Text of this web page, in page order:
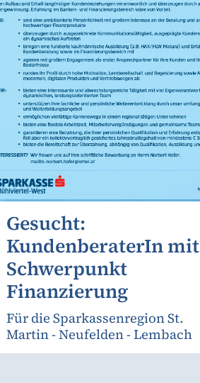
Gesucht:
KundenberaterIn mit
Schwerpunkt
Finanzierung
Für die Sparkassenregion St.
Martin - Neufelden - Lembach